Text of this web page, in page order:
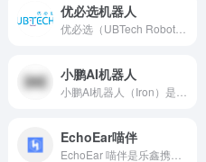
优必选机器人
小鹏AI机器人
EchoEar喵伴